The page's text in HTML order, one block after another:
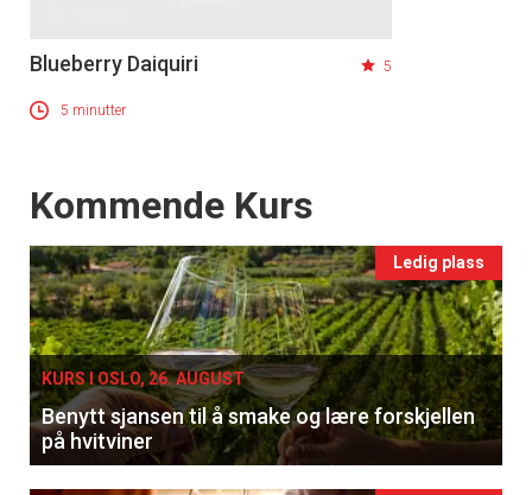
Blueberry Daiquiri 5
5 minutter
Events
Kommende Kurs
Ledig plass
KURS I OSLO, 26. AUGUST
Benytt sjansen til å smake og lære forskjellen
på hvitviner